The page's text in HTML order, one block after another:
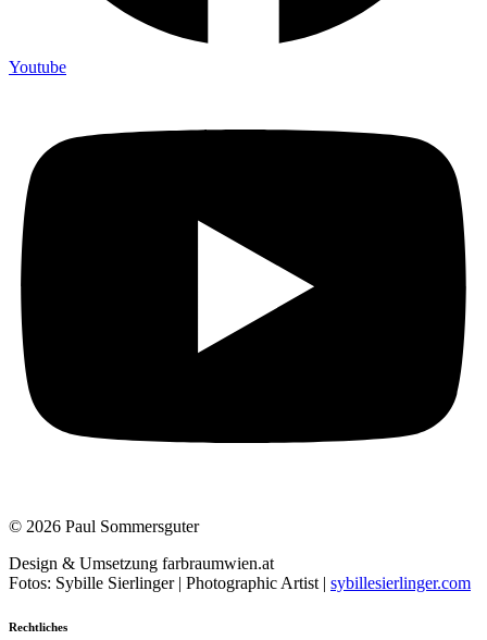
Youtube
© 2026 Paul Sommersguter
Design & Umsetzung farbraumwien.at
Fotos: Sybille Sierlinger | Photographic Artist | sybillesierlinger.com
Rechtliches